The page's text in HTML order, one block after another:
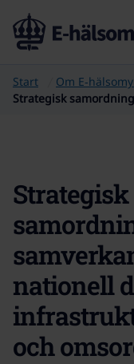
Start Om
Strategisk
Strategisk
nationell
och